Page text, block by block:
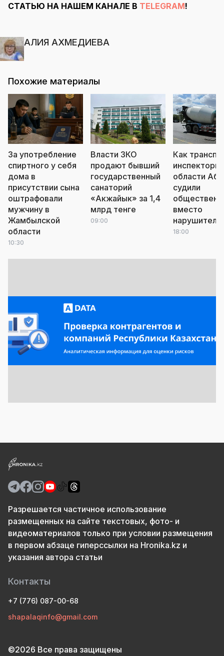
СТАТЬЮ НА НАШЕМ КАНАЛЕ В TELEGRAM!
АЛИЯ АХМЕДИЕВА
Похожие материалы
За употребление
спиртного у себя
дома в
присутствии сына
оштрафовали
мужчину в
Жамбылской
области
10:30
Власти ЗКО
продают бывший
государственный
санаторий
«Акжайык» за 1,4
млрд тенге
09:00
Как
инспекторы
области
судили
вместо
18:00
Разрешается частичное использование
размещенных на сайте текстовых, фото- и
видеоматериалов только при условии размещения
в первом абзаце гиперссылки на Hronika.kz и
указания автора статьи
Контакты
+7 (776) 087-00-68
shapalaqinfo@gmail.com
©2026 Все права защищены